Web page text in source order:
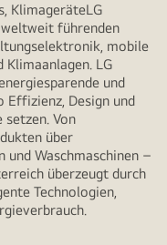
KlimageräteLG
führenden
mobile
LG
und
Effizienz, Design und
Von
über
Waschmaschinen –
überzeugt durch
Technologien,